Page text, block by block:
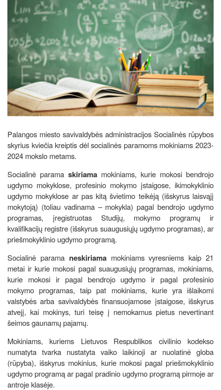
Palangos miesto savivaldybės administracijos Socialinės rūpybos
skyrius kviečia kreiptis dėl socialinės paramoms mokiniams 2023-
2024 mokslo metams.
Socialinė parama skiriama mokiniams, kurie mokosi bendrojo
ugdymo mokyklose, profesinio mokymo įstaigose, ikimokyklinio
ugdymo mokyklose ar pas kitą švietimo teikėją (išskyrus laisvąjį
mokytoją) (toliau vadinama – mokykla) pagal bendrojo ugdymo
programas, įregistruotas Studijų, mokymo programų ir
kvalifikacijų registre (išskyrus suaugusiųjų ugdymo programas), ar
priešmokyklinio ugdymo programą.
Socialinė parama neskiriamamokiniams vyresniems kaip 21
metai ir kurie mokosi pagal suaugusiųjų programas, mokiniams,
kurie mokosi ir pagal bendrojo ugdymo ir pagal profesinio
mokymo programas, taip pat mokiniams, kurie yra išlaikomi
valstybės arba savivaldybės finansuojamose įstaigose, išskyrus
atvejį, kai mokinys, turi teisę į nemokamus pietus nevertinant
šeimos gaunamų pajamų.
Mokiniams, kuriems Lietuvos Respublikos civilinio kodekso
numatyta tvarka nustatyta vaiko laikinoji ar nuolatinė globa
(rūpyba), išskyrus mokinius, kurie mokosi pagal priešmokyklinio
ugdymo programą ar pagal pradinio ugdymo programą pirmoje ar
antroje klasėje.